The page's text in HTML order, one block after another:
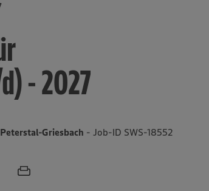
Foodservice
- 2027
Griesbach - Job-ID SWS-18552